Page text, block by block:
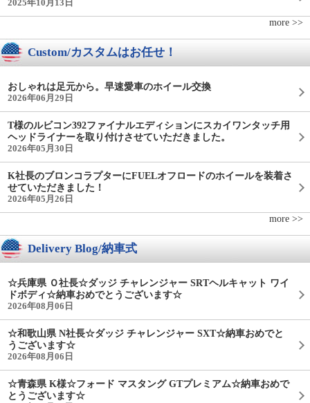
2025年10月13日
more >>
Custom/カスタムはお任せ！
おしゃれは足元から。早速愛車のホイール交換
2026年06月29日
T様のルビコン392ファイナルエディションにスカイワンタッチ用
ヘッドライナーを取り付けさせていただきました。
2026年05月30日
K社長のブロンコラプターにFUELオフロードのホイールを装着さ
せていただきました！
2026年05月26日
more >>
Delivery Blog/納車式
☆兵庫県 Ｏ社長☆ダッジ チャレンジャー SRTヘルキャット ワイ
ドボディ☆納車おめでとうございます☆
2026年08月06日
☆和歌山県 N社長☆ダッジ チャレンジャー SXT☆納車おめでと
うございます☆
2026年08月06日
☆青森県 K様☆フォード マスタング GTプレミアム☆納車おめで
とうございます☆